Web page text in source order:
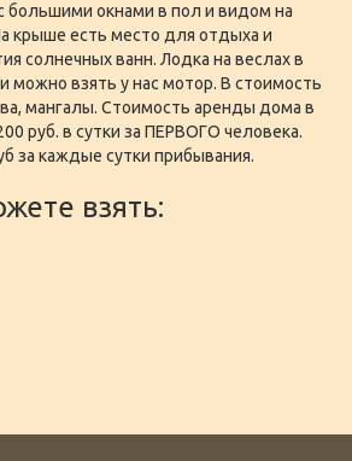
большими окнами в пол и видом на
крыше есть место для отдыха и
солнечных ванн. Лодка на веслах в
можно взять у нас мотор. В стоимость
мангалы. Стоимость аренды дома в
руб. в сутки за ПЕРВОГО человека.
за каждые сутки прибывания.
взять: